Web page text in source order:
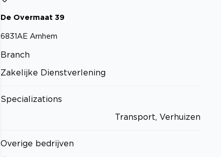
De Overmaat 39
6831AE Arnhem
Branch
Zakelijke Dienstverlening
Specializations
Transport, Verhuizen
Overige bedrijven